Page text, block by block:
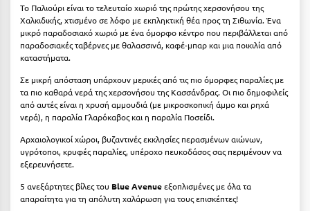
Πάτρα
Παύλιανη
Πειραιάς
Πελοπόννησος
Πήλιο
Πιερία
Πλαταμώνας
Πλύτρα Λακωνίας
Το Παλιούρι είναι το τελευταίο χωριό της πρώτης χερσονήσου της
Χαλκιδικής, χτισμένο σε λόφο με εκπληκτική θέα προς τη Σιθωνία. Ένα
μικρό παραδοσιακό χωριό με ένα όμορφο κέντρο που περιβάλλεται από
παραδοσιακές ταβέρνες με θαλασσινά, καφέ-μπαρ και μια ποικιλία από
καταστήματα.
Σε μικρή απόσταση υπάρχουν μερικές από τις πιο όμορφες παραλίες με
τα πιο καθαρά νερά της χερσονήσου της Κασσάνδρας. Οι πιο δημοφιλείς
από αυτές είναι η χρυσή αμμουδιά (με μικροσκοπική άμμο και ρηχά
νερά), η παραλία Γλαρόκαβος και η παραλία Ποσείδι.
Αρχαιολογικοί χώροι, βυζαντινές εκκλησίες περασμένων αιώνων,
υγρότοποι, κρυφές παραλίες, υπέροχο πευκοδάσος σας περιμένουν να
εξερευνήσετε.
5 ανεξάρτητες βίλες του Blue Avenueεξοπλισμένες με όλα τα
απαραίτητα για τη απόλυτη χαλάρωση για τους επισκέπτες!